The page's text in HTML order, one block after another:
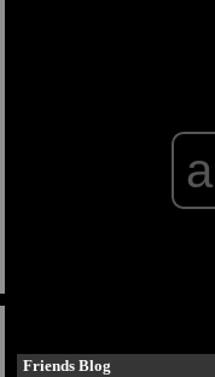
• ความทรงจำดีๆ ทุก
Friends Blog